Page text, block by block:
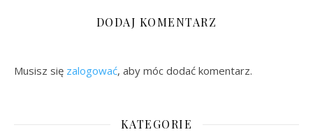
DODAJ KOMENTARZ
Musisz się zalogować, aby móc dodać komentarz.
KATEGORIE